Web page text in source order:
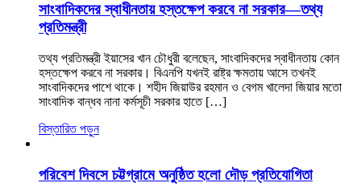
সাংবাদিকদের স্বাধীনতায় হস্তক্ষেপ করবে না সরকার—তথ্য
প্রতিমন্ত্রী
তথ্য প্রতিমন্ত্রী ইয়াসের খান চৌধুরী বলেছেন, সাংবাদিকদের স্বাধীনতায় কোন
হস্তক্ষেপ করবে না সরকার। বিএনপি যখনই রাষ্ট্র ক্ষমতায় আসে তখনই
সাংবাদিকদের পাশে থাকে। শহীদ জিয়াউর রহমান ও বেগম খালেদা জিয়ার মতো
সাংবাদিক বান্ধব নানা কর্মসূচী সরকার হাতে […]
বিস্তারিত পড়ুন
পরিবেশ দিবসে চট্টগ্রামে অনুষ্ঠিত হলো দৌড় প্রতিযোগিতা